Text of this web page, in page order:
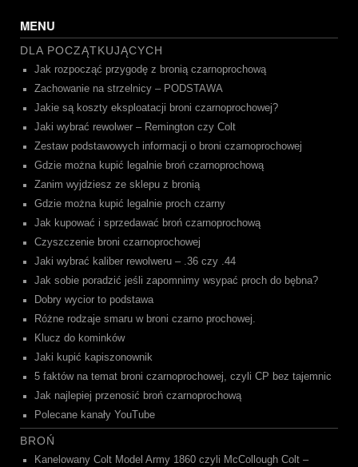
MENU
DLA POCZĄTKUJĄCYCH
Jak rozpocząć przygodę z bronią czarnoprochową
Zachowanie na strzelnicy – PODSTAWA
Jakie są koszty eksploatacji broni czarnoprochowej?
Jaki wybrać rewolwer – Remington czy Colt
Zestaw podstawowych informacji o broni czarnoprochowej
Gdzie można kupić legalnie broń czarnoprochową
Zanim wyjdziesz ze sklepu z bronią
Gdzie można kupić legalnie proch czarny
Jak kupować i sprzedawać broń czarnoprochową
Czyszczenie broni czarnoprochowej
Jaki wybrać kaliber rewolweru – .36 czy .44
Jak sobie poradzić jeśli zapomnimy wsypać proch do bębna?
Dobry wycior to podstawa
Różne rodzaje smaru w broni czarno prochowej.
Klucz do kominków
Jaki kupić kapiszonownik
5 faktów na temat broni czarnoprochowej, czyli CP bez tajemnic
Jak najlepiej przenosić broń czarnoprochową
Polecane kanały YouTube
BROŃ
Kanelowany Colt Model Army 1860 czyli McCollough Colt –